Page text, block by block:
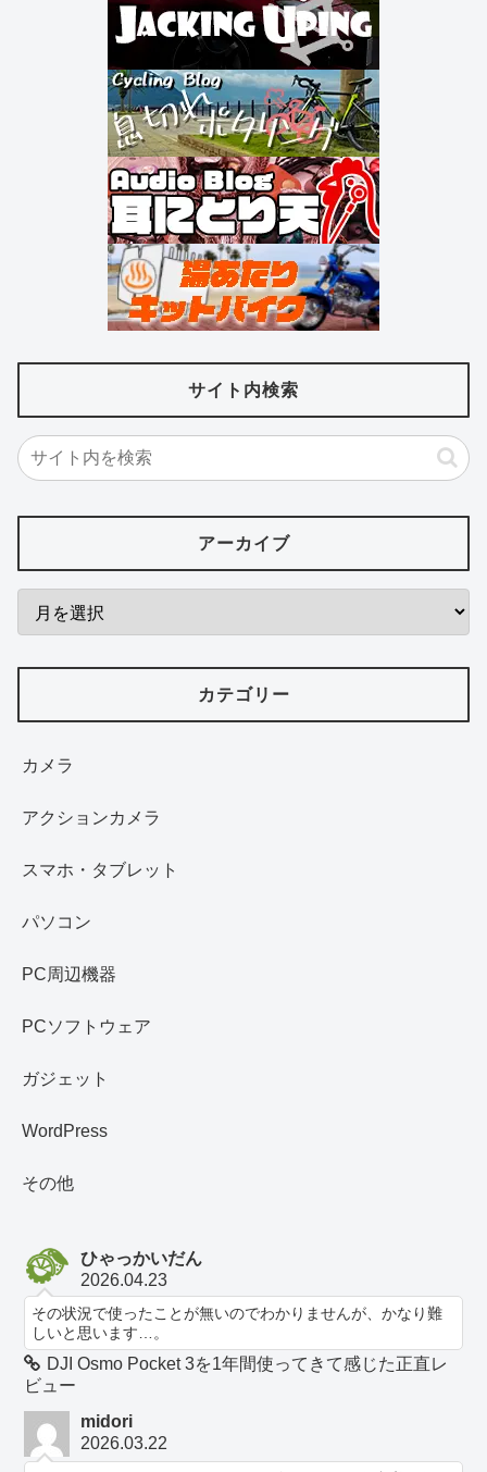
サイト内検索
アーカイブ
カテゴリー
カメラ
アクションカメラ
スマホ・タブレット
パソコン
PC周辺機器
PCソフトウェア
ガジェット
WordPress
その他
ひゃっかいだん
2026.04.23
その状況で使ったことが無いのでわかりませんが、かなり難
しいと思います…。
DJI Osmo Pocket 3を1年間使ってきて感じた正直レ
ビュー
midori
2026.03.22